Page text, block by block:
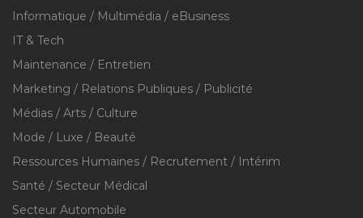
Informatique / Multimédia / eBusiness
IT & Tech
Maintenance / Entretien
Marketing / Relations Publiques / Publicité
Médias / Arts / Culture
Mode / Luxe / Beauté
Ressources Humaines / Recrutement / Intérim
Santé / Secteur Médical
Secteur Automobile